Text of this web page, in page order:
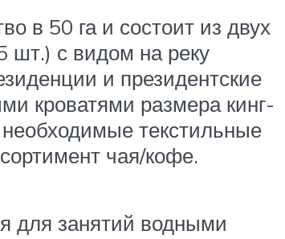
в 50 га и состоит из двух
шт.) с видом на реку
и президентские
кроватями размера кинг-
текстильные
чая/кофе.
для занятий водными